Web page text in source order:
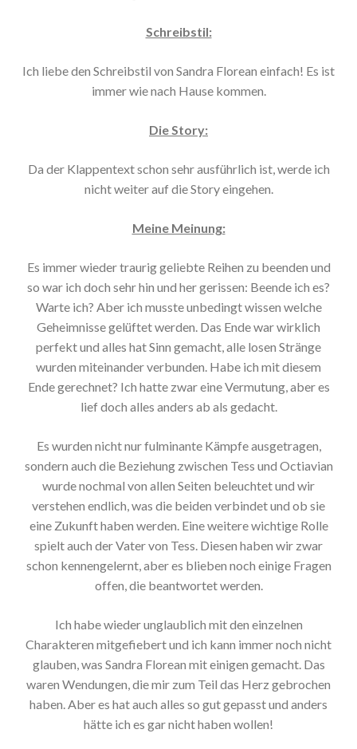
Schreibstil:
Ich liebe den Schreibstil von Sandra Florean einfach! Es ist
immer wie nach Hause kommen.
Die Story:
Da der Klappentext schon sehr ausführlich ist, werde ich
nicht weiter auf die Story eingehen.
Meine Meinung:
Es immer wieder traurig geliebte Reihen zu beenden und
so war ich doch sehr hin und her gerissen: Beende ich es?
Warte ich? Aber ich musste unbedingt wissen welche
Geheimnisse gelüftet werden. Das Ende war wirklich
perfekt und alles hat Sinn gemacht, alle losen Stränge
wurden miteinander verbunden. Habe ich mit diesem
Ende gerechnet? Ich hatte zwar eine Vermutung, aber es
lief doch alles anders ab als gedacht.
Es wurden nicht nur fulminante Kämpfe ausgetragen,
sondern auch die Beziehung zwischen Tess und Octiavian
wurde nochmal von allen Seiten beleuchtet und wir
verstehen endlich, was die beiden verbindet und ob sie
eine Zukunft haben werden. Eine weitere wichtige Rolle
spielt auch der Vater von Tess. Diesen haben wir zwar
schon kennengelernt, aber es blieben noch einige Fragen
offen, die beantwortet werden.
Ich habe wieder unglaublich mit den einzelnen
Charakteren mitgefiebert und ich kann immer noch nicht
glauben, was Sandra Florean mit einigen gemacht. Das
waren Wendungen, die mir zum Teil das Herz gebrochen
haben. Aber es hat auch alles so gut gepasst und anders
hätte ich es gar nicht haben wollen!